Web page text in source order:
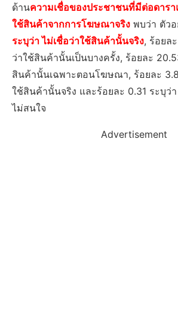
ด้านความเชื่อของประชาชนที่มีต่อดารา
ใช้สินค้าจากการโฆษณาจริง พบว่า ตัวอ
ระบุว่า ไม่เชื่อว่าใช้สินค้านั้นจริง, ร้อยล
ว่าใช้สินค้านั้นเป็นบางครั้ง, ร้อยละ
สินค้านั้นเฉพาะตอนโฆษณา, ร้อยละ
ใช้สินค้านั้นจริง และร้อยละ 0.31 ระบุว่
ไม่สนใจ
Advertisement